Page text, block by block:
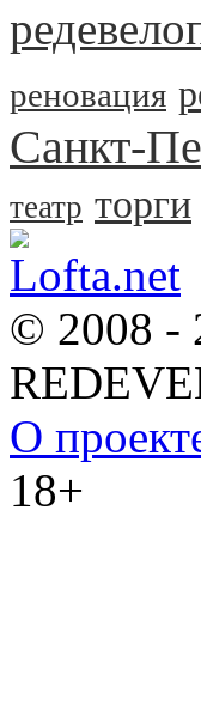
реновация
Санкт-
театр торги
© 2008 -
О
18+